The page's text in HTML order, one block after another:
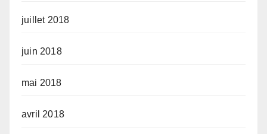
juillet 2018
juin 2018
mai 2018
avril 2018